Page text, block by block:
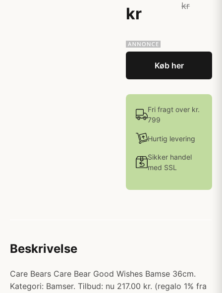
kr
kr
Køb her
Fri fragt over kr.
799
Hurtig levering
Sikker handel
med SSL
Beskrivelse
Care Bears Care Bear Good Wishes Bamse 36cm.
Kategori: Bamser. Tilbud: nu 217.00 kr. (regalo 1% fra